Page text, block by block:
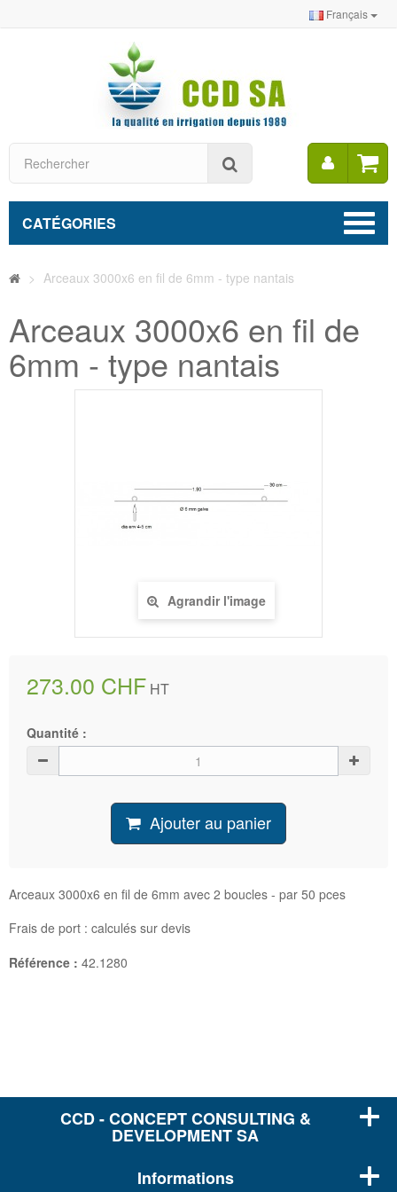
Français
Mon
CATÉGORIES
> Arceaux 3000x6 en fil de 6mm - type nantais
Arceaux 3000x6 en fil de
6mm - type nantais
Agrandir l'image
273.00 CHF HT
Quantité :
Ajouter au panier
Arceaux 3000x6 en fil de 6mm avec 2 boucles - par 50 pces
Frais de port : calculés sur devis
Référence : 42.1280
CCD - CONCEPT CONSULTING &
DEVELOPMENT SA
Informations